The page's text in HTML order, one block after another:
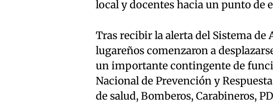
local y docentes hacia un punto de
Tras recibir la alerta del Sistema de
lugareños comenzaron a
un importante contingente de
Nacional de Prevención y
de salud, Bomberos, Carabineros,